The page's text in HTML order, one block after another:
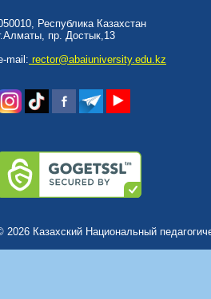
Республика Казахстан
пр. Достык,13
mail: rector@abaiuniversity.edu.kz
2026 Казахский Национальный